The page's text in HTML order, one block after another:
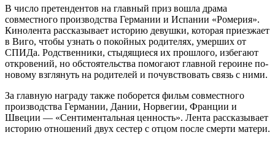
В число претендентов на главный приз вошла драма
совместного производства Германии и Испании «Ромерия».
Кинолента рассказывает историю девушки, которая приезжает
в Виго, чтобы узнать о покойных родителях, умерших от
СПИДа. Родственники, стыдящиеся их прошлого, избегают
откровений, но обстоятельства помогают главной героине по-
новому взглянуть на родителей и почувствовать связь с ними.
За главную награду также поборется фильм совместного
производства Германии, Дании, Норвегии, Франции и
Швеции — «Сентиментальная ценность». Лента рассказывает
историю отношений двух сестер с отцом после смерти матери.